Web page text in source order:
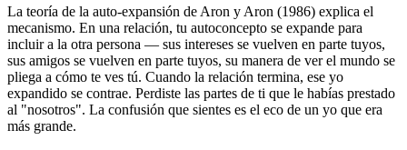
La teoría de la auto-expansión de Aron y Aron (1986) explica el
mecanismo. En una relación, tu autoconcepto se expande para
incluir a la otra persona — sus intereses se vuelven en parte tuyos,
sus amigos se vuelven en parte tuyos, su manera de ver el mundo se
pliega a cómo te ves tú. Cuando la relación termina, ese yo
expandido se contrae. Perdiste las partes de ti que le habías prestado
al "nosotros". La confusión que sientes es el eco de un yo que era
más grande.